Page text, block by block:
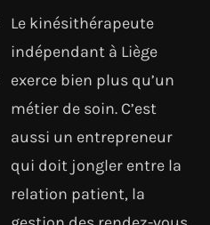
Le kinésithérapeute
indépendant à Liège
exerce bien plus qu’un
métier de soin. C’est
aussi un entrepreneur
qui doit jongler entre la
relation patient, la